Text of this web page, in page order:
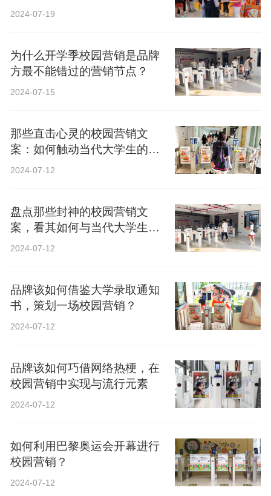
2024-07-19
为什么开学季校园营销是品牌
方最不能错过的营销节点？
2024-07-15
那些直击心灵的校园营销文
案：如何触动当代大学生的心
弦？
2024-07-12
盘点那些封神的校园营销文
案，看其如何与当代大学生精
神共鸣？
2024-07-12
品牌该如何借鉴大学录取通知
书，策划一场校园营销？
2024-07-12
品牌该如何巧借网络热梗，在
校园营销中实现与流行元素
2024-07-12
如何利用巴黎奥运会开幕进行
校园营销？
2024-07-12